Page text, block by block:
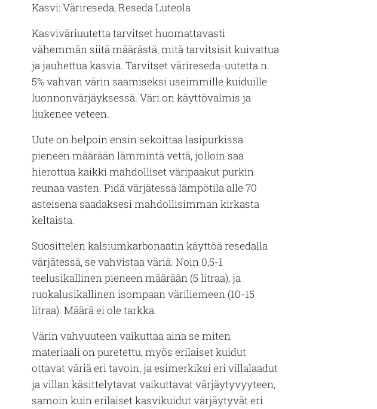
Kasvi: Värireseda,Reseda Luteola
Kasviväriuutetta tarvitset huomattavasti
vähemmän siitä määrästä, mitä tarvitsisit kuivattua
ja jauhettua kasvia. Tarvitset värireseda-uutetta n.
5% vahvan värin saamiseksi useimmille kuiduille
luonnonvärjäyksessä. Väri on käyttövalmis ja
liukenee veteen.
Uute on helpoin ensin sekoittaa lasipurkissa
pieneen määrään lämmintä vettä, jolloin saa
hierottua kaikki mahdolliset väripaakut purkin
reunaa vasten. Pidä värjätessä lämpötila alle 70
asteisena saadaksesi mahdollisimman kirkasta
keltaista.
Suosittelen kalsiumkarbonaatin käyttöä resedalla
värjätessä, se vahvistaa väriä. Noin 0,5-1
teelusikallinen pieneen määrään (5 litraa), ja
ruokalusikallinen isompaan väriliemeen (10-15
litraa). Määrä ei ole tarkka.
Värin vahvuuteen vaikuttaa aina se miten
materiaali on puretettu, myös erilaiset kuidut
ottavat väriä eri tavoin, ja esimerkiksi eri villalaadut
ja villan käsittelytavat vaikuttavat värjäytyvyyteen,
samoin kuin erilaiset kasvikuidut värjäytyvät eri